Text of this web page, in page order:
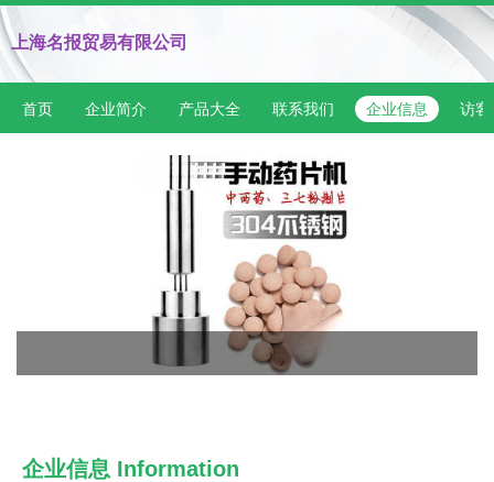
上海名报贸易有限公司
首页 企业简介 产品大全 联系我们 企业信息 访客
企业信息 Information